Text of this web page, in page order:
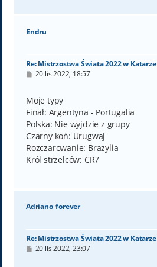
Endru
Re: Mistrzostwa Świata 2022 w Katarze
P
t
20 lis 2022, 18:57
Moje typy
Finał: Argentyna - Portugalia
Polska: Nie wyjdzie z grupy
Czarny koń: Urugwaj
Rozczarowanie: Brazylia
Król strzelców: CR7
Adriano_forever
Re: Mistrzostwa Świata 2022 w Katarze
P20 lis 2022, 23:07